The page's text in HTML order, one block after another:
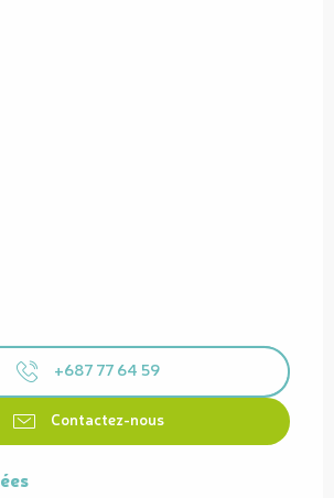
+687 77 64 59
Contactez-nous